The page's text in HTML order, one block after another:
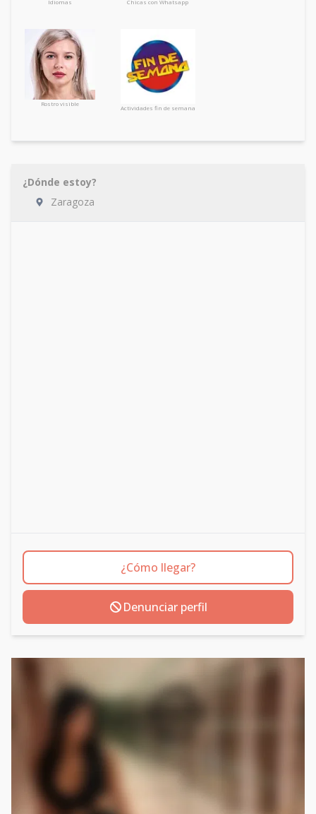
Idiomas Chicas con Whatsapp
Rostro visible
Actividades fin de semana
¿Dónde estoy?
Zaragoza
¿Cómo llegar?
Denunciar perfil